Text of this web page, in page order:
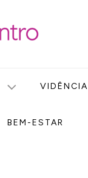
VIDÊNCIA
BEM-ESTAR